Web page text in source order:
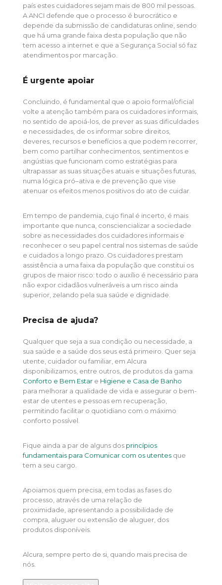
país estes cuidadores sejam mais de 800 mil pessoas.
A ANCI defende que o processo é burocrático e
depende da submissão de candidaturas online, sendo
que há uma grande faixa desta população que não
tem acesso a internet e que a Segurança Social só faz
atendimentos por marcação.
É urgente apoiar
Concluindo, é fundamental que o apoio formal/oficial
volte a atenção também para os cuidadores informais,
no sentido de apoiá-los, de prever as suas dificuldades
e necessidades, de os informar sobre direitos,
deveres, recursos e benefícios a que podem recorrer,
bem como partilhar conhecimentos, sentimentos e
angústias que funcionam como estratégias para
ultrapassar as suas situações atuais e situações futuras,
numa lógica pró–ativa e de prevenção que vise
atenuar os efeitos menos positivos do ato de cuidar.
Em tempo de pandemia, cujo final é incerto, é mais
importante que nunca, consciencializar a sociedade
sobre as necessidades dos cuidadores informais e
reconhecer o seu papel central nos sistemas de saúde
e cuidados a longo prazo. Os cuidadores prestam
assistência a uma faixa da população que constitui os
grupos de maior risco: todo o auxílio é necessário para
não expor cidadãos vulneráveis a um risco ainda
superior, zelando pela sua saúde e dignidade.
Precisa de ajuda?
Qualquer que seja a sua condição ou necessidade, a
sua saúde e a saúde dos seus está primeiro. Quer seja
utente, cuidador ou familiar, em Alcura
disponibilizamos, entre outros, de produtos da gama
Conforto e Bem Estar e Higiene e Casa de Banho
para melhorar a qualidade de vida e assegurar o bem-
estar de utentes e pessoas em recuperação,
permitindo facilitar o quotidiano com o máximo
conforto possível.
Fique ainda a par de alguns dos princípios
fundamentais para Comunicar com os utentes que
tem a seu cargo.
Apoiamos quem precisa, em todas as fases do
processo, através de uma relação de
proximidade, apresentando a possibilidade de
compra, aluguer ou extensão de aluguer, dos
produtos disponíveis.
Alcura, sempre perto de si, quando mais precisa de
nós.